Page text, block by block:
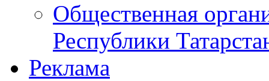
Общественная
Республики
Реклама